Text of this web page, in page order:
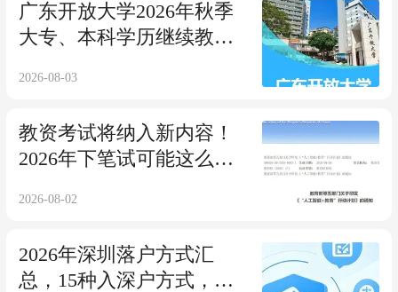
广东开放大学2026年秋季
大专、本科学历继续教育
2026-08-03
教资考试将纳入新内容！
2026年下笔试可能这么
2026-08-02
2026年深圳落户方式汇
总，15种入深户方式，符